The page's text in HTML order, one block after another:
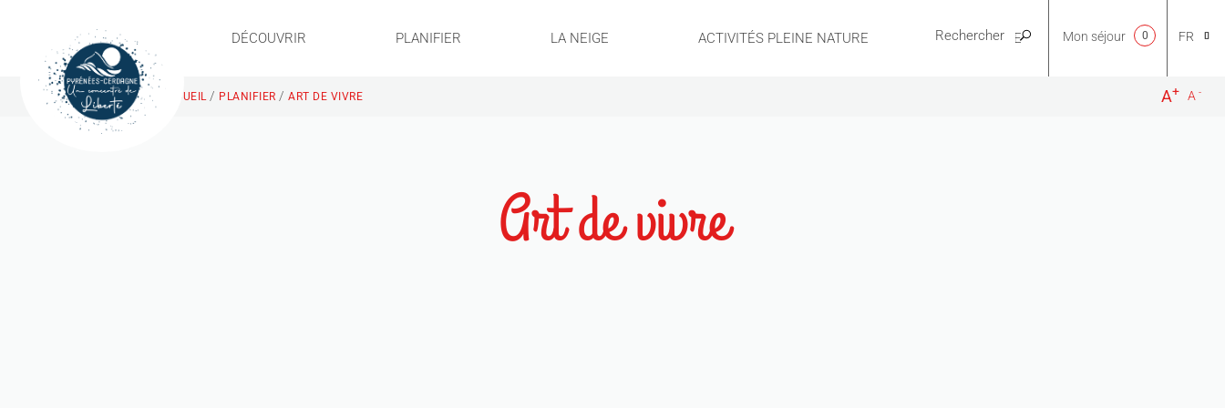
DÉCOUVRIR PLANIFIER LA NEIGE ACTIVITÉS PLEINE NATURE PRATIQUE FR
Mon séjour 0
-
A
+
A
ACCUEIL / PLANIFIER / ART DE VIVRE
Art de vivre